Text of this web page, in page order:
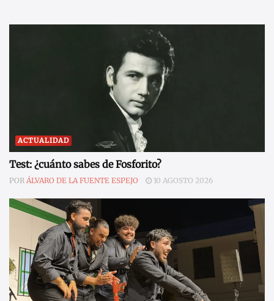
ACTUALIDAD
Test: ¿cuánto sabes de Fosforito?
POR ÁLVARO DE LA FUENTE ESPEJO 10 AGOSTO 2026